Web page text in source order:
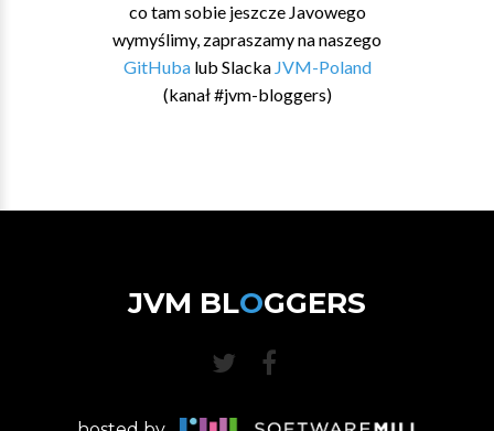
co tam sobie jeszcze Javowego
wymyślimy, zapraszamy na naszego
GitHubalub Slacka JVM-Poland
(kanał #jvm-bloggers)
JVM BLOGGERS